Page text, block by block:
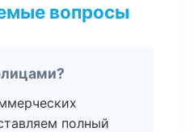
вопросы
полный